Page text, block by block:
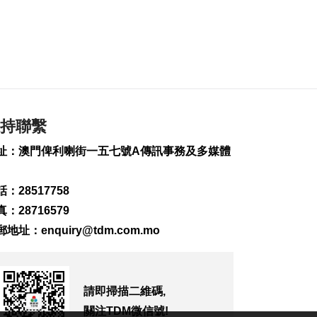
藥企高校合推大健康
陝西柞水泥石流致3死
匹克球體驗冀推體育
多元共融
聯繫
：澳門俾利喇街一五七號A傳訊事務及多媒體
：28517758
：28716579
地址： enquiry@tdm.com.mo
請即掃描二維碼,
關注TDM微信號!